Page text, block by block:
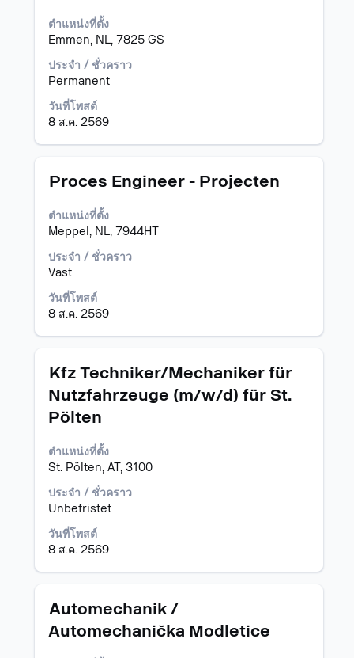
ตำแหน่งที่ตั้ง
Emmen, NL, 7825 GS
ประจำ / ชั่วคราว
Permanent
วันที่โพสต์
8 ส.ค. 2569
ใช้
Space
เพื่อ
ดู
เนื้อหา
แบบ
เต็ม
ของ
งาน
ตำแหน่ง
Proces Engineer - Projecten
ตำแหน่งที่ตั้ง
Meppel, NL, 7944HT
ประจำ / ชั่วคราว
Vast
วันที่โพสต์
8 ส.ค. 2569
เลือก
ใช้
Space
Bar
เพื่อ
ดู
เนื้อหา
แบบ
เต็ม
ของ
งาน
ตำแหน่ง
Kfz Techniker/Mechaniker für
Nutzfahrzeuge (m/w/d) für St.
Pölten
ตำแหน่งที่ตั้ง
St. Pölten, AT, 3100
ประจำ / ชั่วคราว
Unbefristet
วันที่โพสต์
8 ส.ค. 2569
เลือก
ใช้
Space
เพื่อ
ดู
แบบ
เต็ม
ของ
ข้อมูล
ตำแหน่ง
Automechanik /
Automechanička Modletice
เลือก
ใช้